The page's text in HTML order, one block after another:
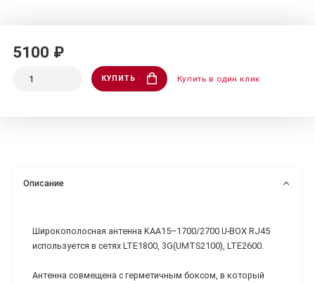
5100 ₽
КУПИТЬ Купить в один клик
Описание
Широкополосная антенна KAA15–1700/2700 U-BOX RJ45
используется в сетях LTE1800, 3G(UMTS2100), LTE2600.
Антенна совмещена с герметичным боксом, в который